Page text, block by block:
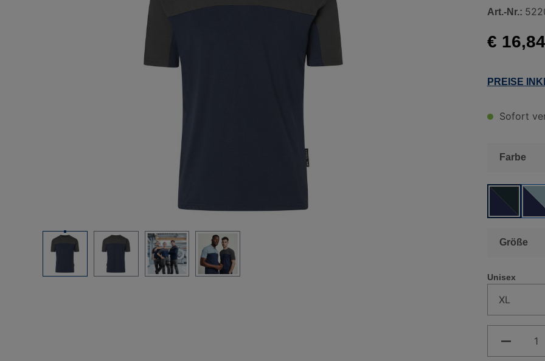
Art.-Nr.:
€ 16,84
PREISE
Sofort
Farbe
Größe
Unisex